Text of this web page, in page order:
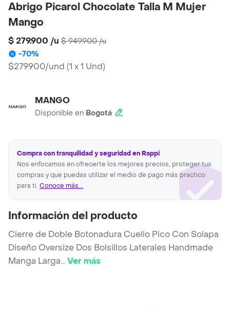
Abrigo Picarol Chocolate Talla M Mujer
Mango
$ 279.900 /u $ 949.900/u
-70%
$279900/und (1 x 1 Und)
MANGO
Disponible en Bogotá
Compra con tranquilidad y seguridad en Rappi
Nos enfocamos en ofrecerte los mejores precios, proteger tus
compras y que puedas utilizar el medio de pago más practico
para ti. Conoce más...
Información del producto
Cierre de Doble Botonadura Cuello Pico Con Solapa
Diseño Oversize Dos Bolsillos Laterales Handmade
Manga Larga...Ver más